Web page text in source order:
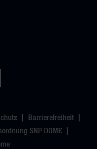
Barrierefreiheit
SNP DOME